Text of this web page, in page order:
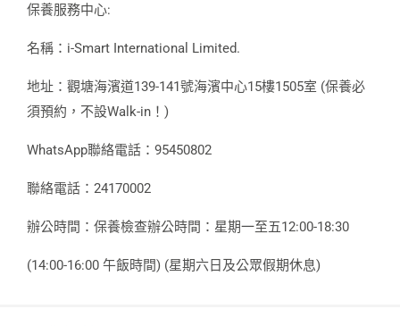
保養服務中心:
名稱：i-Smart International Limited.
地址：觀塘海濱道139-141號海濱中心15樓1505室 (保養必
須預約，不設Walk-in！)
WhatsApp聯絡電話：95450802
聯絡電話：24170002
辦公時間：保養檢查辦公時間：星期一至五12:00-18:30
(14:00-16:00 午飯時間) (星期六日及公眾假期休息)